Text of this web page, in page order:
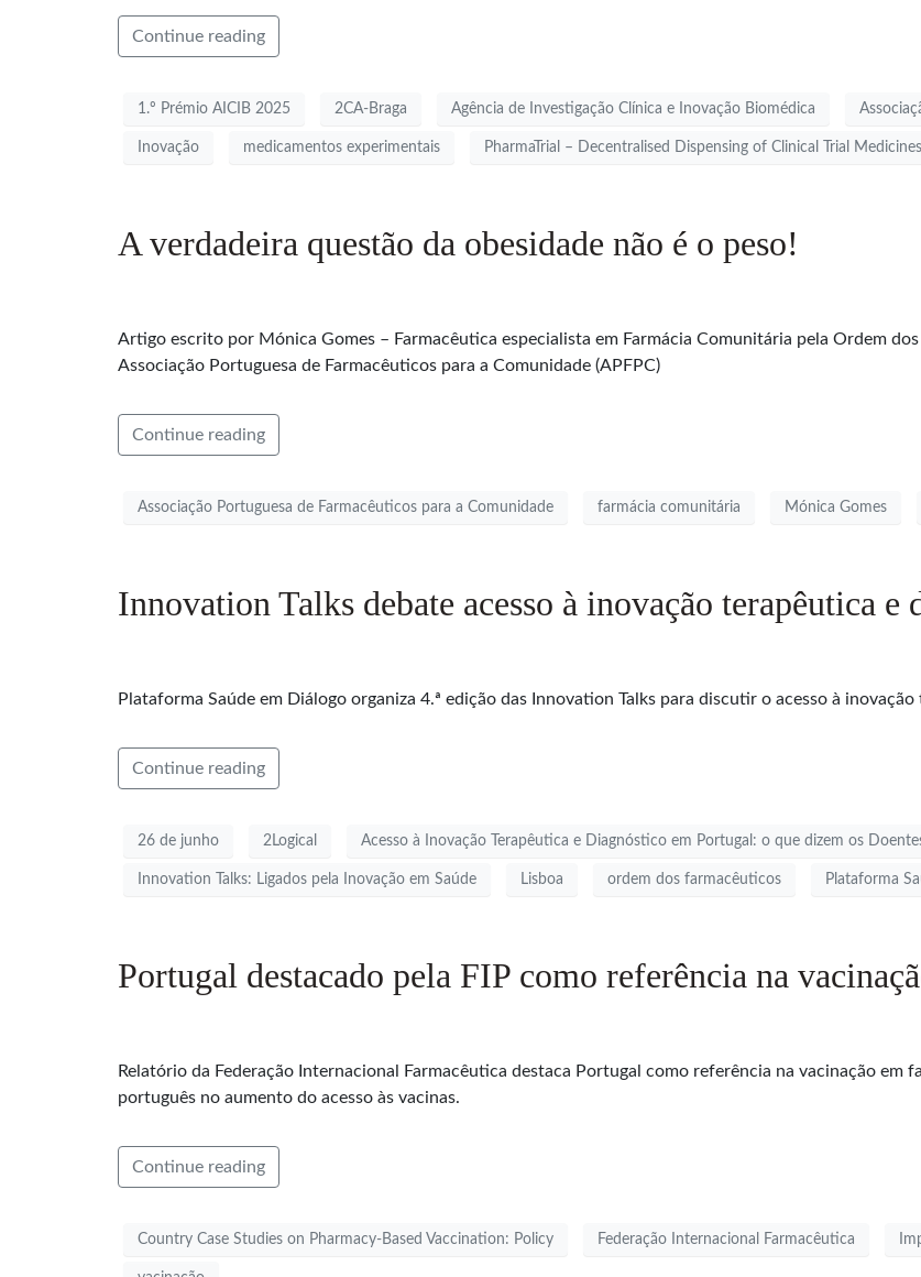
Continue reading
1.º Prémio AICIB 2025 2CA-Braga Agência de Investigação Clínica e Inovação Biomédica
Inovação medicamentos experimentais PharmaTrial – Decentralised Dispensing of Clinical Trial
A verdadeira questão da obesidade não é o peso!
Artigo escrito por Mónica Gomes – Farmacêutica especialista em Farmácia Comunitária pela Ordem
Associação Portuguesa de Farmacêuticos para a Comunidade (APFPC)
Continue reading
Associação Portuguesa de Farmacêuticos para a Comunidade farmácia comunitária Mónica Gomes
Innovation Talks debate acesso à inovação terapêutica e
Plataforma Saúde em Diálogo organiza 4.ª edição das Innovation Talks para discutir o acesso à
Continue reading
26 de junho 2Logical Acesso à Inovação Terapêutica e Diagnóstico em Portugal: o que dizem os
Innovation Talks: Ligados pela Inovação em Saúde Lisboa ordem dos farmacêuticos Plataforma
Portugal destacado pela FIP como referência na
Relatório da Federação Internacional Farmacêutica destaca Portugal como referência na vacinação
português no aumento do acesso às vacinas.
Continue reading
Country Case Studies on Pharmacy-Based Vaccination: Policy Federação Internacional Farmacêutica